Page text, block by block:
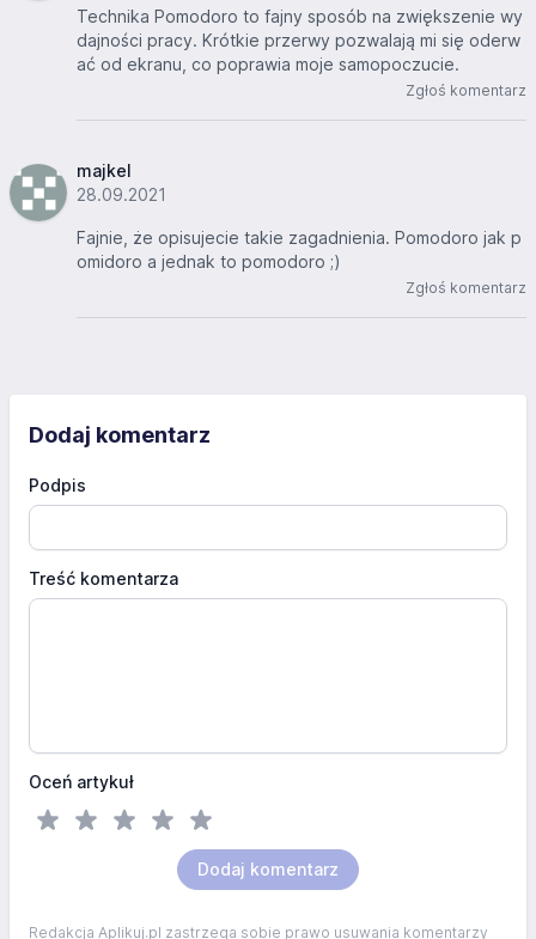
Technika Pomodoro to fajny sposób na zwiększenie wy
dajności pracy. Krótkie przerwy pozwalają mi się oderw
ać od ekranu, co poprawia moje samopoczucie.
Zgłoś komentarz
majkel
28.09.2021
Fajnie, że opisujecie takie zagadnienia. Pomodoro jak p
omidoro a jednak to pomodoro ;)
Zgłoś komentarz
Dodaj komentarz
Podpis
Treść komentarza
Oceń artykuł
Dodaj komentarz
Redakcja Aplikuj.pl zastrzega sobie prawo usuwania komentarzy